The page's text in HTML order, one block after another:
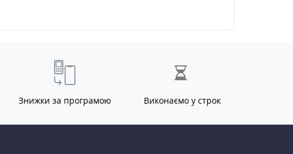
Знижки за програмою Виконаємо у строк